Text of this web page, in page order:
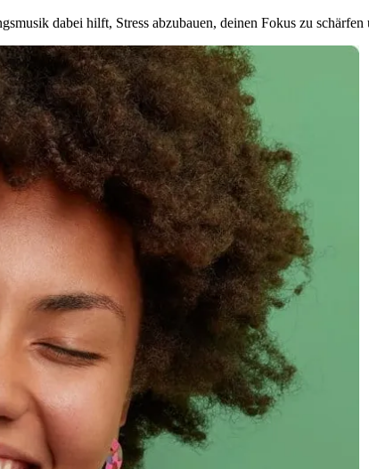
dabei hilft, Stress abzubauen, deinen Fokus zu schärfen